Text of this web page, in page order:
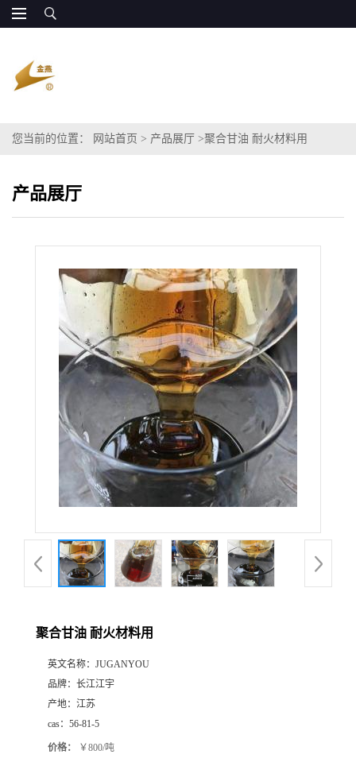
您当前的位置： 网站首页 > 产品展厅 >聚合甘油 耐火材料用
产品展厅
聚合甘油 耐火材料用
英文名称： JUGANYOU
品牌： 长江江宇
产地： 江苏
cas： 56-81-5
价格： ￥800/吨